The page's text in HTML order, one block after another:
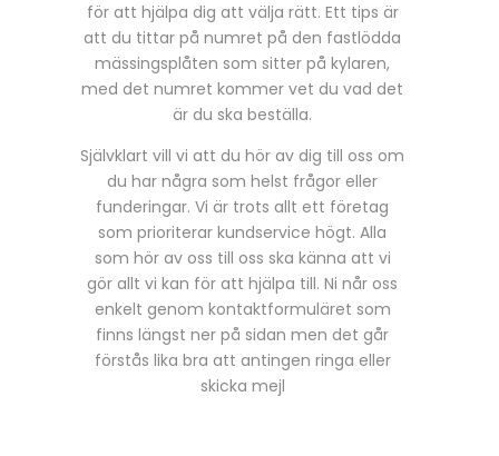
för att hjälpa dig att välja rätt. Ett tips är
att du tittar på numret på den fastlödda
mässingsplåten som sitter på kylaren,
med det numret kommer vet du vad det
är du ska beställa.
Självklart vill vi att du hör av dig till oss om
du har några som helst frågor eller
funderingar. Vi är trots allt ett företag
som prioriterar kundservice högt. Alla
som hör av oss till oss ska känna att vi
gör allt vi kan för att hjälpa till. Ni når oss
enkelt genom kontaktformuläret som
finns längst ner på sidan men det går
förstås lika bra att antingen ringa eller
skicka mejl